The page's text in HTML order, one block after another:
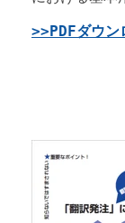
>>PDFダウン